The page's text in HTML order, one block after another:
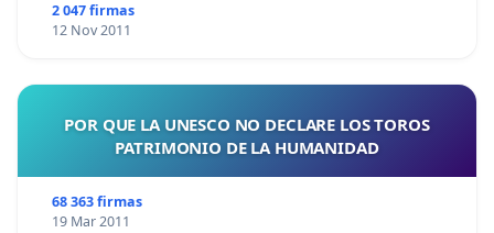
2 047 firmas
12 Nov 2011
POR QUE LA UNESCO NO DECLARE LOS TOROS
PATRIMONIO DE LA HUMANIDAD
68 363 firmas
19 Mar 2011